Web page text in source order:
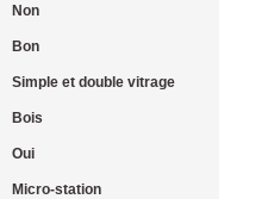
Non
Bon
Simple et double vitrage
Bois
Oui
Micro-station